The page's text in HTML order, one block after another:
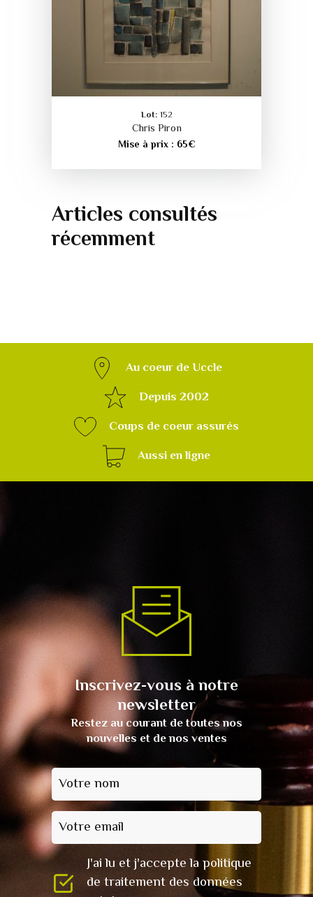
Lot: 152
Chris Piron
Mise à prix : 65€
Articles consultés
récemment
Au coeur de Uccle
Depuis 2002
Coups de coeur assurés
Aussi en ligne
Inscrivez-vous à notre
newsletter
Restez au courant de toutes nos
nouvelles et de nos ventes
Votre nom
Votre email
J'ai lu et j'accepte la politique
de traitement des données